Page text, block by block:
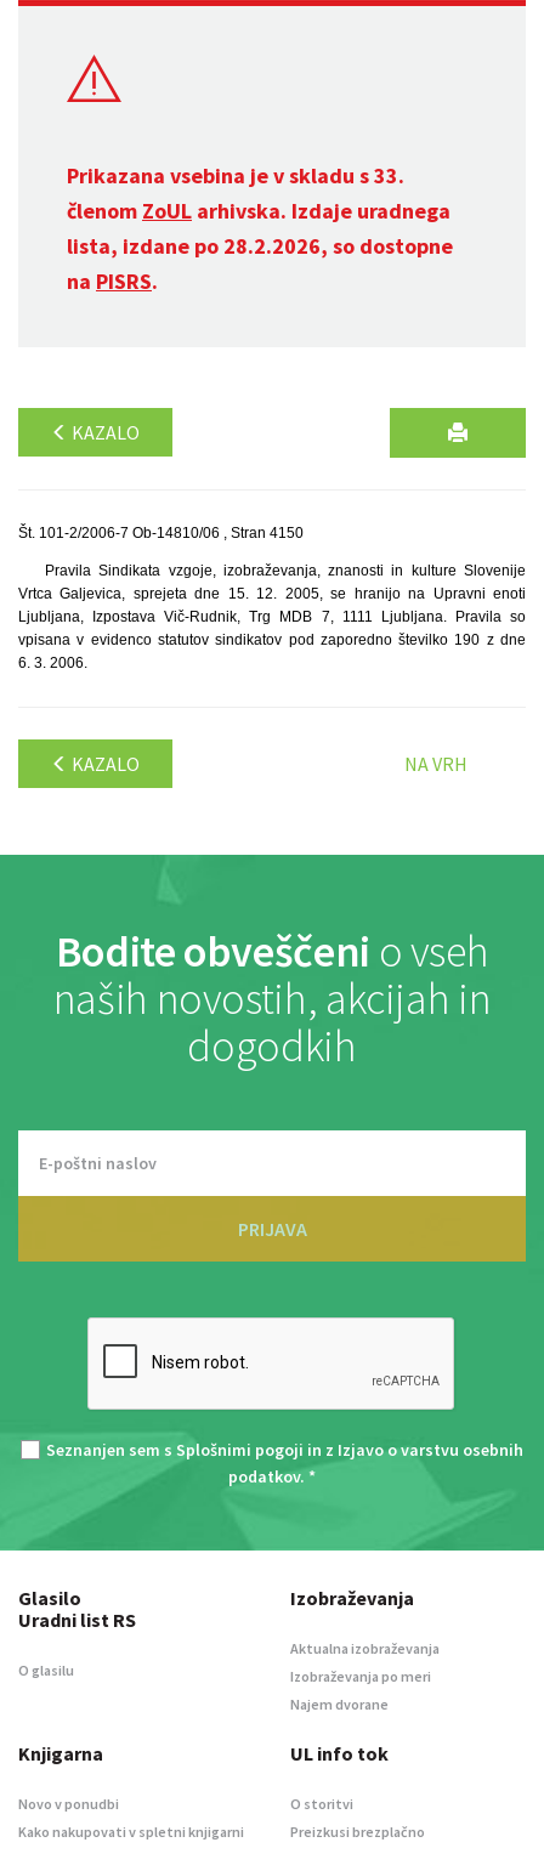
Prikazana vsebina je v skladu s 33.
členom ZoUL arhivska. Izdaje uradnega
lista, izdane po 28.2.2026, so dostopne
na PISRS.
KAZALO
Št. 101-2/2006-7 Ob-14810/06 , Stran 4150
Pravila Sindikata vzgoje, izobraževanja, znanosti in kulture Slovenije
Vrtca Galjevica, sprejeta dne 15. 12. 2005, se hranijo na Upravni enoti
Ljubljana, Izpostava Vič-Rudnik, Trg MDB 7, 1111 Ljubljana. Pravila so
vpisana v evidenco statutov sindikatov pod zaporedno številko 190 z dne
6. 3. 2006.
KAZALO NA VRH
Bodite obveščeni o vseh
naših novostih, akcijah in
dogodkih
PRIJAVA
Seznanjen sem s Splošnimi pogoji in z Izjavo o varstvu osebnih
podatkov. *
Glasilo
Uradni list RS
O glasilu
Izobraževanja
Aktualna izobraževanja
Izobraževanja po meri
Najem dvorane
Knjigarna
Novo v ponudbi
Kako nakupovati v spletni knjigarni
UL info tok
O storitvi
Preizkusi brezplačno